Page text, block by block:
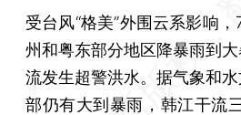
吉林临江遭遇强降雨，两公职
一副教授被曝七年前性骚扰学
甘肃出现1961年以来最强区域
台风橙色预警等三预警齐发，
受台风“格美”外围云系影响
州和粤东部分地区降暴雨到
流发生超警洪水。据气象和
部仍有大到暴雨，韩江干流